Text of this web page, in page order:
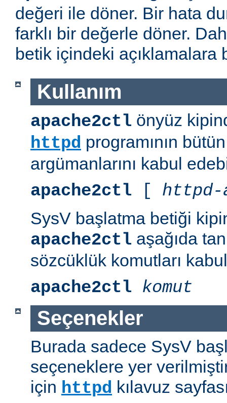
değeri ile döner. Bir hata
farklı bir değerle döner.
betik içindeki açıklamalara
Kullanım
apache2ctl önyüz
httpd programının
argümanlarını kabul
apache2ctl [ httpd-
SysV başlatma betiği
apache2ctl aşağıda
sözcüklük komutları
apache2ctl
komut
Seçenekler
Burada sadece SysV
seçeneklere yer
için httpd kılavuz